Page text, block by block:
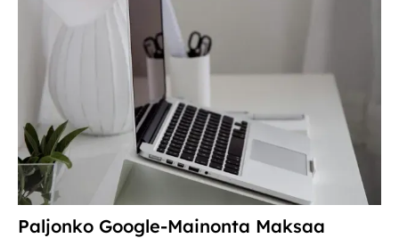
Paljonko Google-Mainonta Maksaa